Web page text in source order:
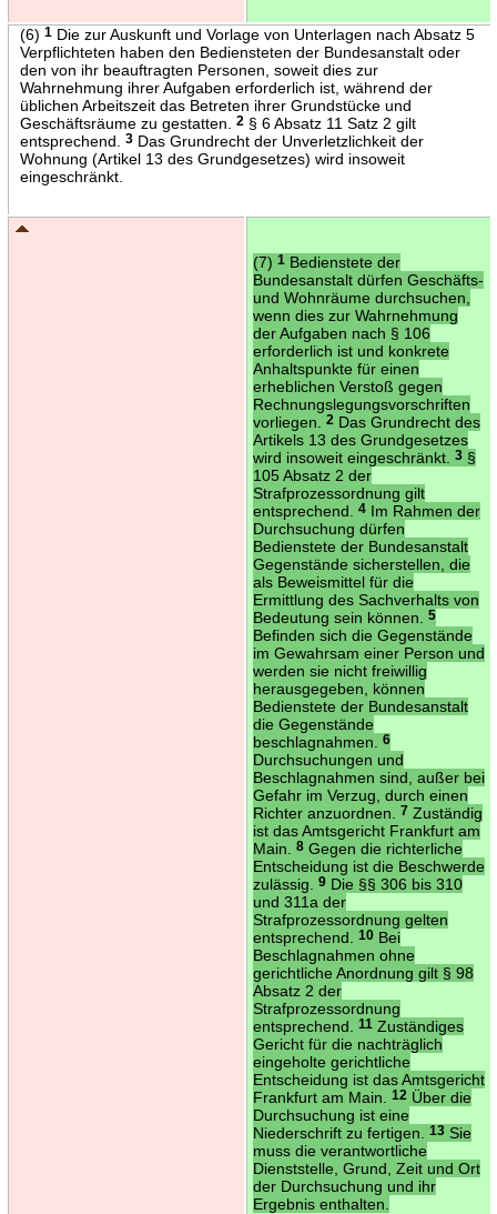
(6) 1Die zur Auskunft und Vorlage von Unterlagen nach Absatz 5
Verpflichteten haben den Bediensteten der Bundesanstalt oder
den von ihr beauftragten Personen, soweit dies zur
Wahrnehmung ihrer Aufgaben erforderlich ist, während der
üblichen Arbeitszeit das Betreten ihrer Grundstücke und
Geschäftsräume zu gestatten.
2§ 6 Absatz 11 Satz 2 gilt
entsprechend.
3Das Grundrecht der Unverletzlichkeit der
Wohnung (Artikel 13 des Grundgesetzes) wird insoweit
eingeschränkt.
(7) 1Bedienstete der
Bundesanstalt dürfen Geschäfts-
und Wohnräume durchsuchen,
wenn dies zur Wahrnehmung
der Aufgaben nach § 106
erforderlich ist und konkrete
Anhaltspunkte für einen
erheblichen Verstoß gegen
Rechnungslegungsvorschriften
vorliegen.
2Das Grundrecht des
Artikels 13 des Grundgesetzes
wird insoweit eingeschränkt.
3§
105 Absatz 2 der
Strafprozessordnung gilt
entsprechend.
4Im Rahmen der
Durchsuchung dürfen
Bedienstete der Bundesanstalt
Gegenstände sicherstellen, die
als Beweismittel für die
Ermittlung des Sachverhalts von
Bedeutung sein können.
5
Befinden sich die Gegenstände
im Gewahrsam einer Person und
werden sie nicht freiwillig
herausgegeben, können
Bedienstete der Bundesanstalt
die Gegenstände
beschlagnahmen.
6
Durchsuchungen und
Beschlagnahmen sind, außer bei
Gefahr im Verzug, durch einen
Richter anzuordnen.
7Zuständig
ist das Amtsgericht Frankfurt am
Main.
8Gegen die richterliche
Entscheidung ist die Beschwerde
zulässig.
9Die §§ 306 bis 310
und 311a der
Strafprozessordnung gelten
entsprechend.
10Bei
Beschlagnahmen ohne
gerichtliche Anordnung gilt § 98
Absatz 2 der
Strafprozessordnung
entsprechend.
11Zuständiges
Gericht für die nachträglich
eingeholte gerichtliche
Entscheidung ist das Amtsgericht
Frankfurt am Main.
12Über die
Durchsuchung ist eine
Niederschrift zu fertigen.
13Sie
muss die verantwortliche
Dienststelle, Grund, Zeit und Ort
der Durchsuchung und ihr
Ergebnis enthalten.